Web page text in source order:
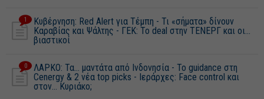
1
Κυβέρνηση: Red Alert για Τέμπη - Τι «σήματα» δίνουν
Καραβίας και Ψάλτης - ΓΕΚ: Το deal στην ΤΕΝΕΡΓ και οι...
βιαστικοί
0
ΛΑΡΚΟ: Τα… μαντάτα από Ινδονησία - To guidance στη
Cenergy & 2 νέα top picks - Ιεράρχες: Face control και
στον… Κυριάκο;